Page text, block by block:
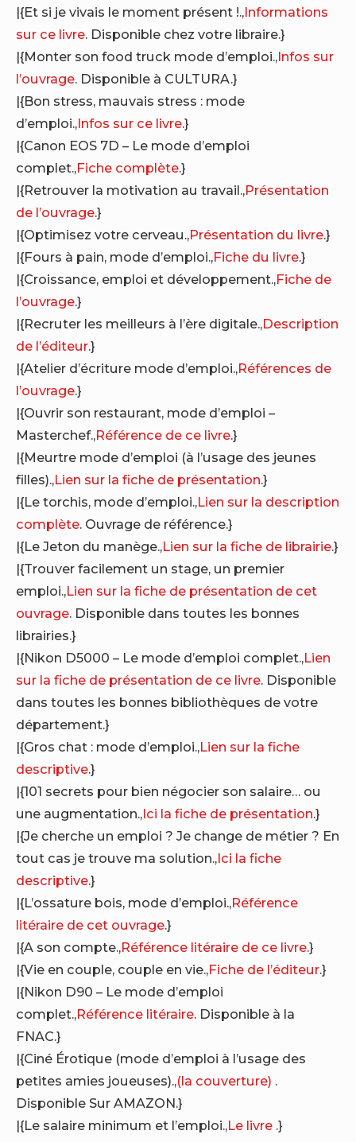
|{Et si je vivais le moment présent !.,Informations
sur ce livre. Disponible chez votre libraire.}
|{Monter son food truck mode d’emploi.,Infos sur
l’ouvrage. Disponible à CULTURA.}
|{Bon stress, mauvais stress : mode
d’emploi.,Infos sur ce livre.}
|{Canon EOS 7D – Le mode d’emploi
complet.,Fiche complète.}
|{Retrouver la motivation au travail.,Présentation
de l’ouvrage.}
|{Optimisez votre cerveau.,Présentation du livre.}
|{Fours à pain, mode d’emploi.,Fiche du livre.}
|{Croissance, emploi et développement.,Fiche de
l’ouvrage.}
|{Recruter les meilleurs à l’ère digitale.,Description
de l’éditeur.}
|{Atelier d’écriture mode d’emploi.,Références de
l’ouvrage.}
|{Ouvrir son restaurant, mode d’emploi –
Masterchef.,Référence de ce livre.}
|{Meurtre mode d’emploi (à l’usage des jeunes
filles).,Lien sur la fiche de présentation.}
|{Le torchis, mode d’emploi.,Lien sur la description
complète. Ouvrage de référence.}
|{Le Jeton du manège.,Lien sur la fiche de librairie.}
|{Trouver facilement un stage, un premier
emploi.,Lien sur la fiche de présentation de cet
ouvrage. Disponible dans toutes les bonnes
librairies.}
|{Nikon D5000 – Le mode d’emploi complet.,Lien
sur la fiche de présentation de ce livre. Disponible
dans toutes les bonnes bibliothèques de votre
département.}
|{Gros chat : mode d’emploi.,Lien sur la fiche
descriptive.}
|{101 secrets pour bien négocier son salaire… ou
une augmentation.,Ici la fiche de présentation.}
|{Je cherche un emploi ? Je change de métier ? En
tout cas je trouve ma solution.,Ici la fiche
descriptive.}
|{L’ossature bois, mode d’emploi.,Référence
litéraire de cet ouvrage.}
|{A son compte.,Référence litéraire de ce livre.}
|{Vie en couple, couple en vie.,Fiche de l’éditeur.}
|{Nikon D90 – Le mode d’emploi
complet.,Référence litéraire. Disponible à la
FNAC.}
|{Ciné Érotique (mode d’emploi à l’usage des
petites amies joueuses).,(la couverture) .
Disponible Sur AMAZON.}
|{Le salaire minimum et l’emploi.,Le livre .}